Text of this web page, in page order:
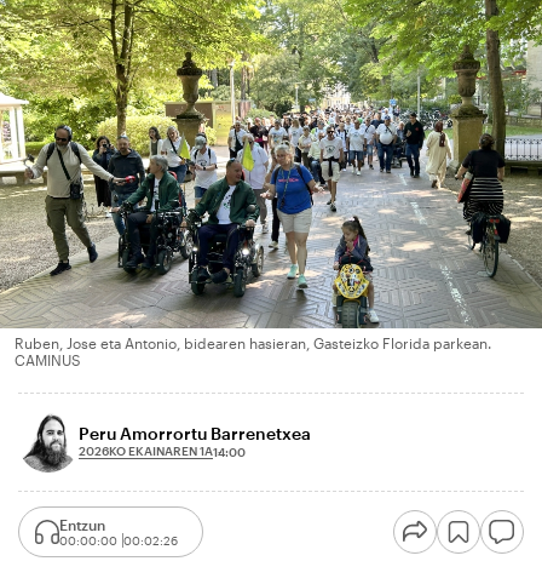
Ruben, Jose eta Antonio, bidearen hasieran, Gasteizko Florida parkean.
CAMINUS
Peru Amorrortu Barrenetxea
2026KO EKAINAREN 1A14:00
Entzun
00:00:00 00:02:26